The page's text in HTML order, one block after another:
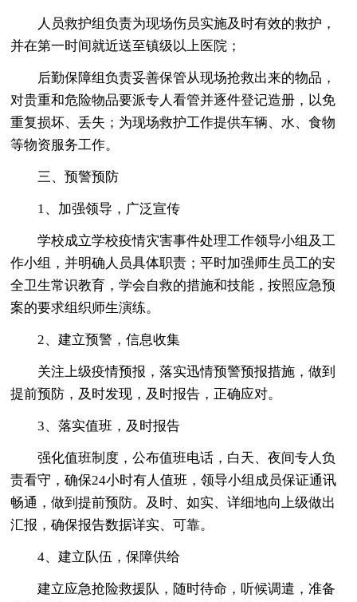
人员救护组负责为现场伤员实施及时有效的救护，
并在第一时间就近送至镇级以上医院；
后勤保障组负责妥善保管从现场抢救出来的物品，
对贵重和危险物品要派专人看管并逐件登记造册，以免
重复损坏、丢失；为现场救护工作提供车辆、水、食物
等物资服务工作。
三、预警预防
1、加强领导，广泛宣传
学校成立学校疫情灾害事件处理工作领导小组及工
作小组，并明确人员具体职责；平时加强师生员工的安
全卫生常识教育，学会自救的措施和技能，按照应急预
案的要求组织师生演练。
2、建立预警，信息收集
关注上级疫情预报，落实迅情预警预报措施，做到
提前预防，及时发现，及时报告，正确应对。
3、落实值班，及时报告
强化值班制度，公布值班电话，白天、夜间专人负
责看守，确保24小时有人值班，领导小组成员保证通讯
畅通，做到提前预防。及时、如实、详细地向上级做出
汇报，确保报告数据详实、可靠。
4、建立队伍，保障供给
建立应急抢险救援队，随时待命，听候调遣，准备